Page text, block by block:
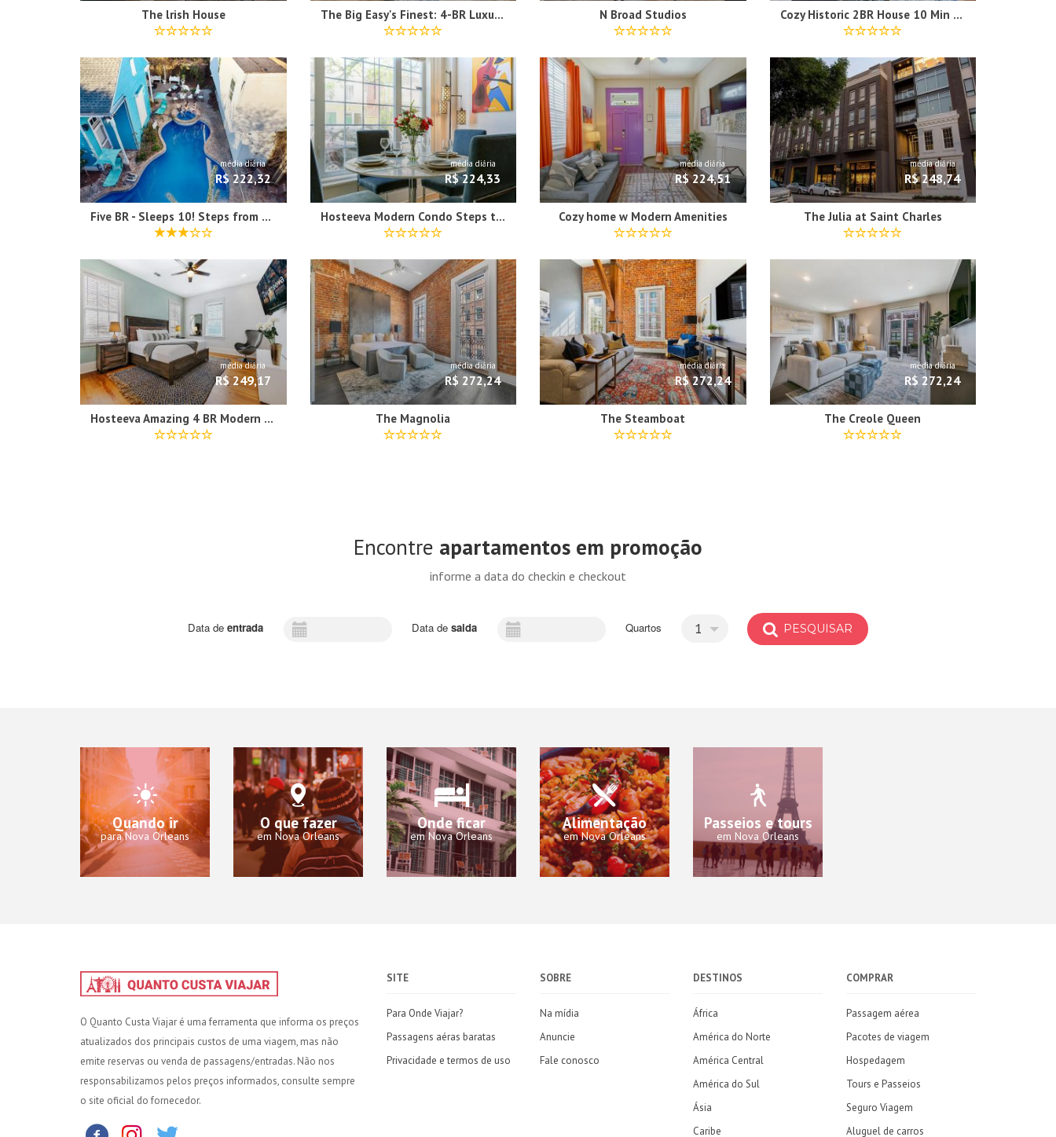
The lrish House The Big Easy's Finest: 4-BR Luxury Condo in NOLA N Broad Studios Cozy Historic 2BR House 10 Min to French Quarter
média diária
R$ 222,32
Five BR - Sleeps 10! Steps from French Quarter
média diária
R$ 224,33
Hosteeva Modern Condo Steps to St Charles Ave & Close to FQ
média diária
R$ 224,51
Cozy home w Modern Amenities
média diária
R$ 248,74
The Julia at Saint Charles
média diária
R$ 249,17
Hosteeva Amazing 4 BR Modern Condo with Balcony Near Frnch Quarter
média diária
R$ 272,24
The Magnolia
média diária
R$ 272,24
The Steamboat
média diária
R$ 272,24
The Creole Queen
Encontre apartamentos em promoção
informe a data do checkin e checkout
Data de entrada Data de saida Quartos 1 PESQUISAR
Quando ir
para Nova Orleans
O que fazer
em Nova Orleans
Onde ficar
em Nova Orleans
Alimentação
em Nova Orleans
Passeios e tours
em Nova Orleans
O Quanto Custa Viajar é uma ferramenta que informa os preços
atualizados dos principais custos de uma viagem, mas não
emite reservas ou venda de passagens/entradas. Não nos
responsabilizamos pelos preços informados, consulte sempre
o site oficial do fornecedor.
SITE
Para Onde Viajar?
Passagens aéras baratas
Privacidade e termos de uso
SOBRE
Na mídia
Anuncie
Fale conosco
DESTINOS
África
América do Norte
América Central
América do Sul
Ásia
Caribe
COMPRAR
Passagem aérea
Pacotes de viagem
Hospedagem
Tours e Passeios
Seguro Viagem
Aluguel de carros